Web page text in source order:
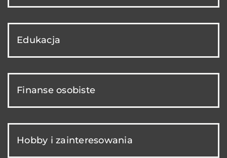
Edukacja
Finanse osobiste
Hobby i zainteresowania